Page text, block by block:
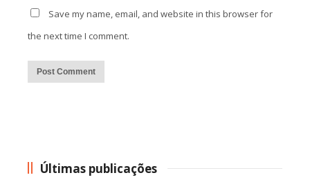
Save my name, email, and website in this browser for
the next time I comment.
Últimas publicações